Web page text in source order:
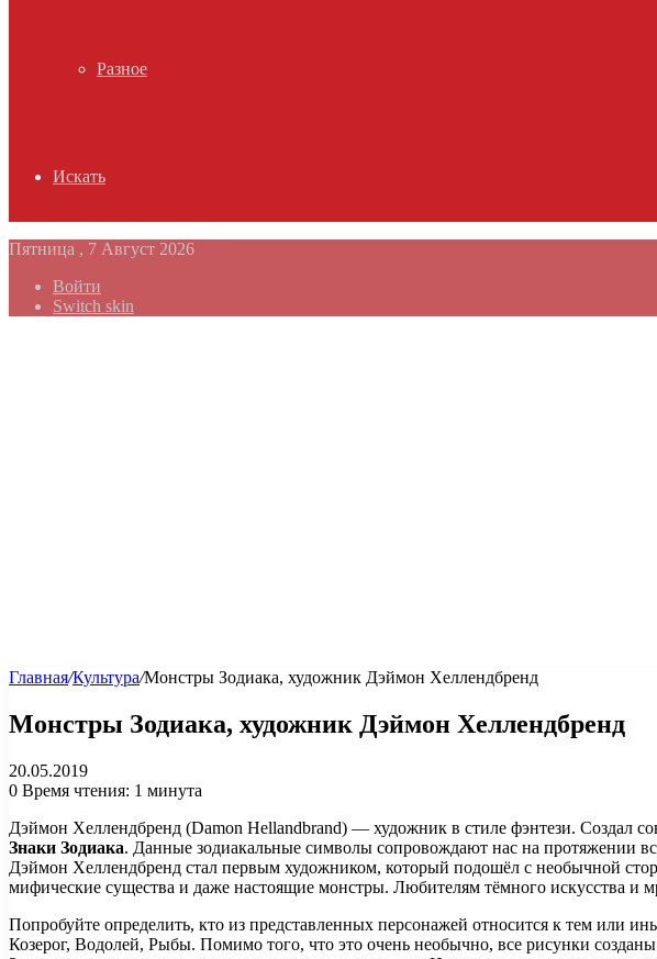
Разное
Искать
Пятница , 7 Август 2026
Войти
Switch skin
Главная/Культура/Монстры Зодиака, художник Дэймон Хеллендбренд
Монстры Зодиака, художник Дэймон Хеллендбренд
20.05.2019
0 Время чтения: 1 минута
Дэймон Хеллендбренд (Damon Hellandbrand) — художник в стиле фэнтези. Создал
Знаки Зодиака. Данные зодиакальные символы сопровождают нас на протяжении
Дэймон Хеллендбренд стал первым художником, который подошёл с необычной
мифические существа и даже настоящие монстры. Любителям тёмного искусства и
Попробуйте определить, кто из представленных персонажей относится к тем
Козерог, Водолей, Рыбы. Помимо того, что это очень необычно, все рисунки